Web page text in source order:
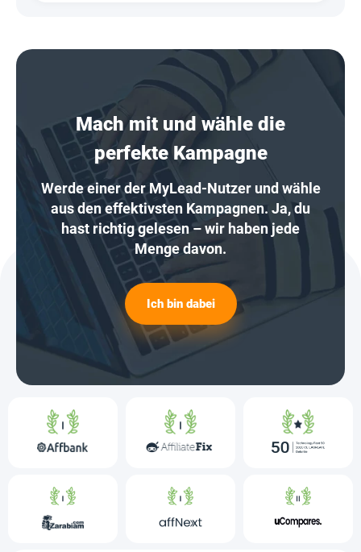
Mach mit und wähle die
perfekte Kampagne
Werde einer der MyLead-Nutzer und wähle
aus den effektivsten Kampagnen. Ja, du
hast richtig gelesen – wir haben jede
Menge davon.
Ich bin dabei